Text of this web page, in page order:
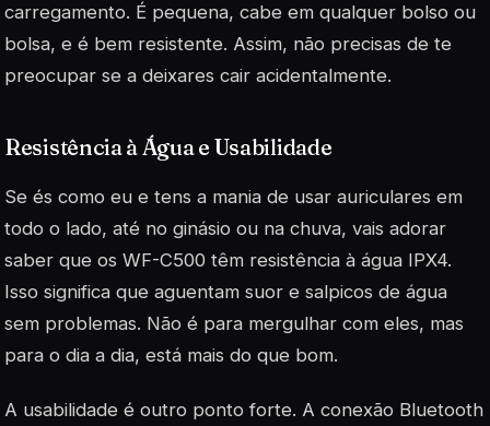
carregamento. É pequena, cabe em qualquer bolso ou
bolsa, e é bem resistente. Assim, não precisas de te
preocupar se a deixares cair acidentalmente.
Resistência à Água e Usabilidade
Se és como eu e tens a mania de usar auriculares em
todo o lado, até no ginásio ou na chuva, vais adorar
saber que os WF-C500 têm resistência à água IPX4.
Isso significa que aguentam suor e salpicos de água
sem problemas. Não é para mergulhar com eles, mas
para o dia a dia, está mais do que bom.
A usabilidade é outro ponto forte. A conexão Bluetooth